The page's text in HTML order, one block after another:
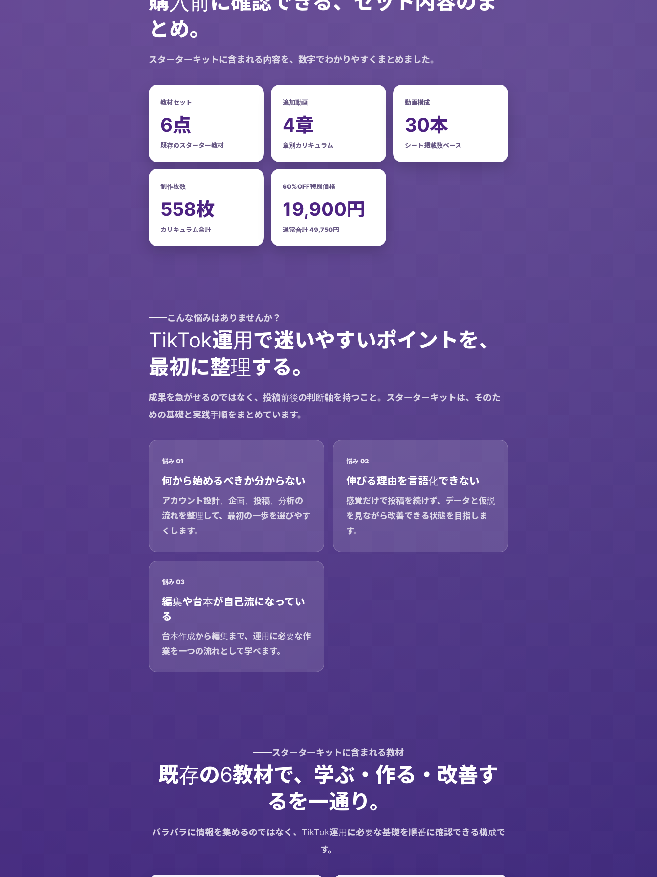
とめ。
スターターキットに含まれる内容を、数字でわかりやすくまとめました。
教材セット
6点
既存のスターター教材
追加動画
4章
章別カリキュラム
動画構成
30本
シート掲載数ベース
制作枚数
558枚
カリキュラム合計
60%OFF特別価格
19,900円
通常合計 49,750円
こんな悩みはありませんか？
TikTok運用で迷いやすいポイントを、
最初に整理する。
成果を急がせるのではなく、投稿前後の判断軸を持つこと。スターターキットは、そのた
めの基礎と実践手順をまとめています。
悩み 01
何から始めるべきか分からない
アカウント設計、企画、投稿、分析の
流れを整理して、最初の一歩を選びやす
くします。
悩み 02
伸びる理由を言語化できない
感覚だけで投稿を続けず、データと仮説
を見ながら改善できる状態を目指しま
す。
悩み 03
編集や台本が自己流になってい
る
台本作成から編集まで、運用に必要な作
業を一つの流れとして学べます。
スターターキットに含まれる教材
既存の6教材で、学ぶ・作る・改善す
るを一通り。
バラバラに情報を集めるのではなく、TikTok運用に必要な基礎を順番に確認できる構成で
す。